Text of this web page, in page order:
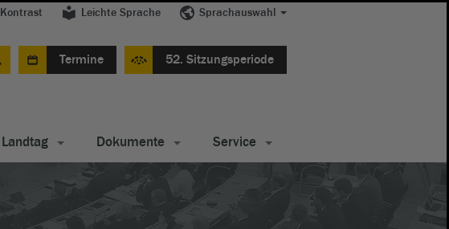
Kontrast Leichte Sprache Sprachauswahl
Termine 52. Sitzungsperiode
Landtag Dokumente Service